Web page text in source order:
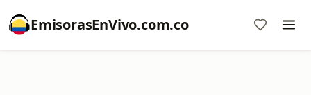
EmisorasEnVivo.com.co